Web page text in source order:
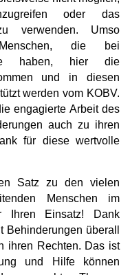
oder das
verwenden. Umso
die bei
haben, hier die
und in diesen
werden vom KOBV.
engagierte Arbeit des
auch zu ihren
für diese wertvolle
Satz zu den vielen
Menschen im
Ihren Einsatz! Dank
Behinderungen überall
ihren Rechten. Das ist
und Hilfe können